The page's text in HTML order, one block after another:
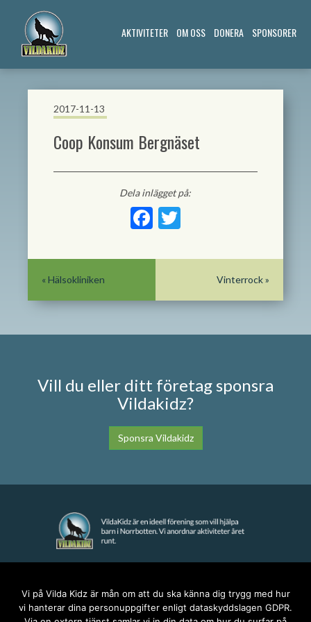
AKTIVITETER OM OSS DONERA SPONSORER
2017-11-13
Coop Konsum Bergnäset
Dela inlägget på:
Facebook
Twitter
Vinterrock»
« Hälsokliniken
Vill du eller ditt företag sponsra
Vildakidz?
Sponsra Vildakidz
anna@vildakidz.se
Vi på Vilda Kidz är mån om att du ska känna dig trygg med hur
vi hanterar dina personuppgifter enligt dataskyddslagen GDPR.